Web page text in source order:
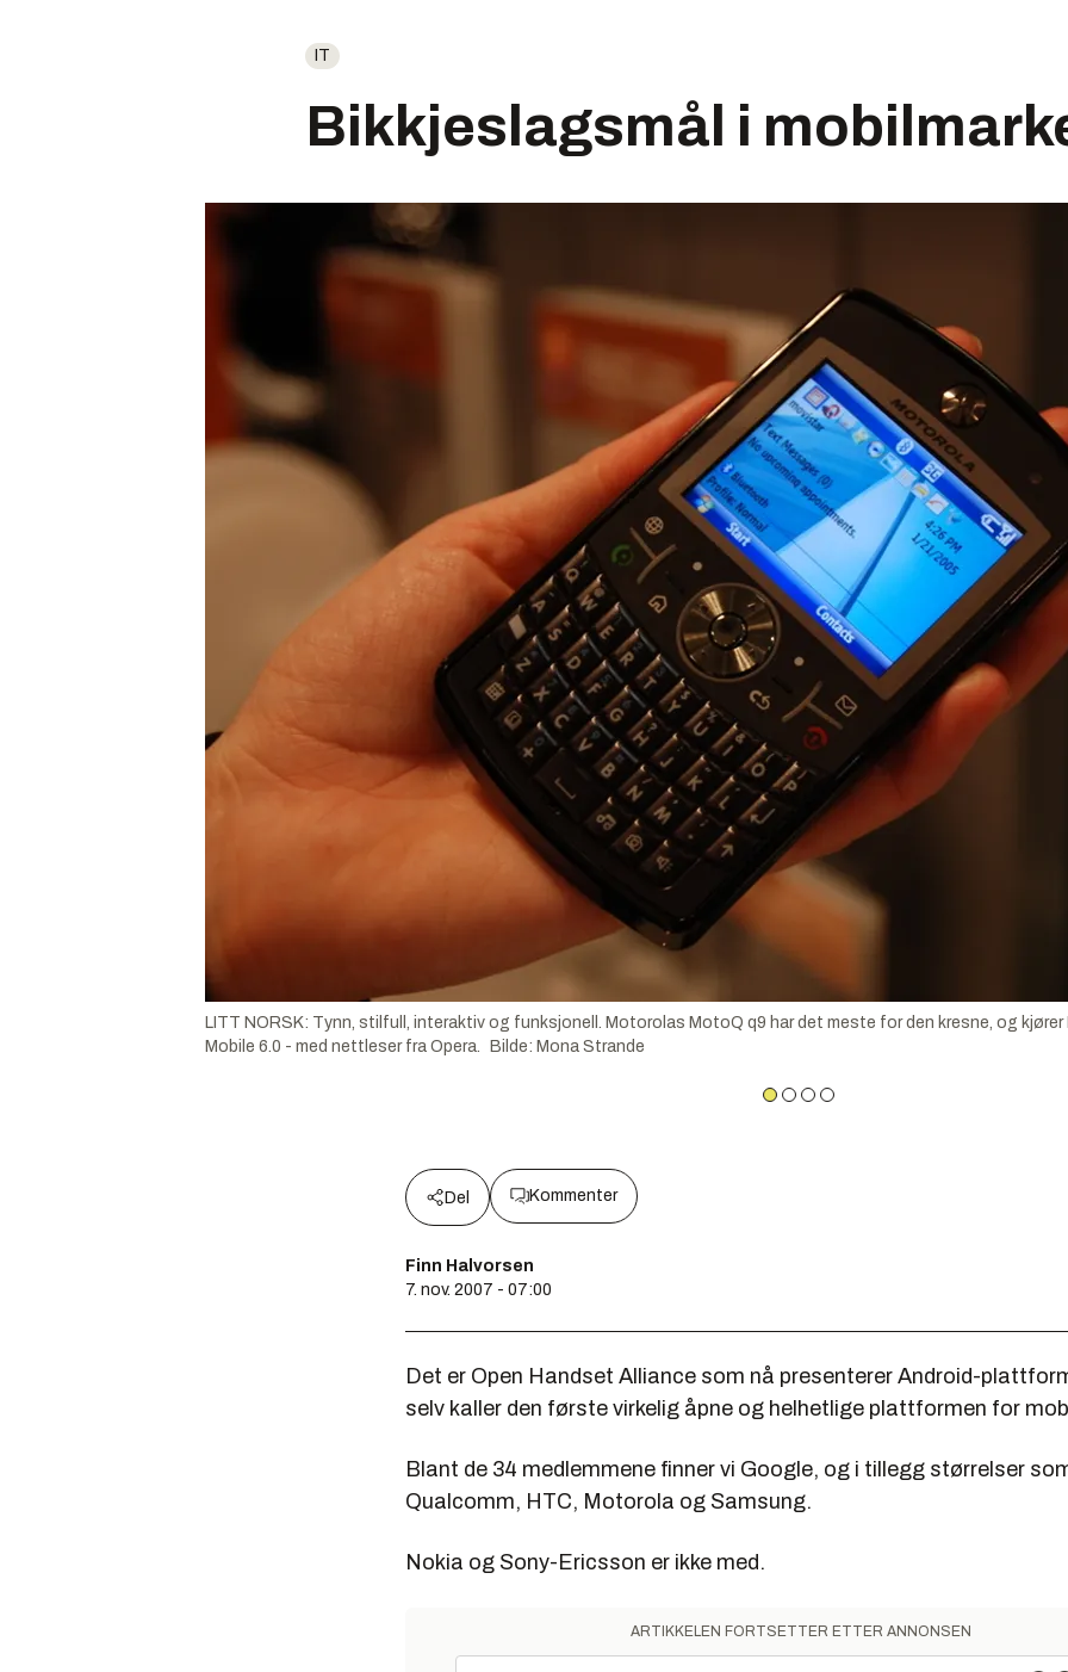
IT
Bikkjeslagsmål i
LITT NORSK: Tynn, stilfull, interaktiv og funksjonell. Motorolas MotoQ q9 har det meste for den kresne, og
Mobile 6.0 - med nettleser fra Opera.
Bilde: Mona Strande
Del Kommenter
Finn Halvorsen
7. nov. 2007 - 07:00
Det er Open Handset Alliance som nå presenterer Android-
selv kaller den første virkelig åpne og helhetlige plattformen for
Blant de 34 medlemmene finner vi Google, og i tillegg størrelser
Qualcomm, HTC, Motorola og Samsung.
Nokia og Sony-Ericsson er ikke med.
ARTIKKELEN FORTSETTER ETTER ANNONSEN